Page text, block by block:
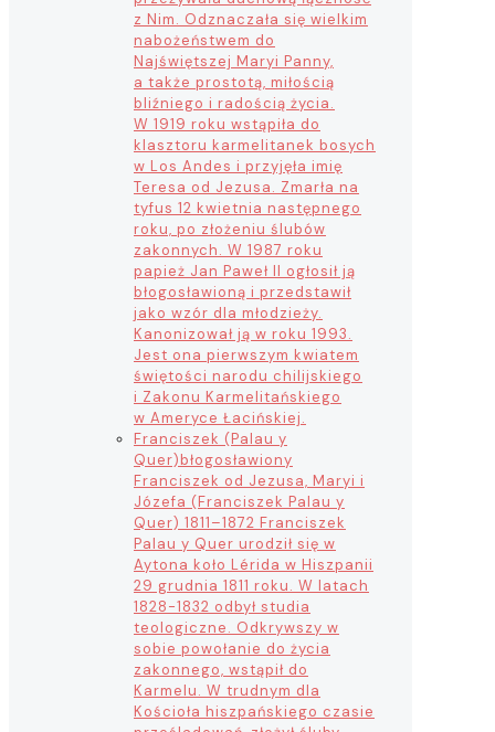
z Nim. Odznaczała się wielkim
nabożeństwem do
Najświętszej Maryi Panny,
a także prostotą, miłością
bliźniego i radością życia.
W 1919 roku wstąpiła do
klasztoru karmelitanek bosych
w Los Andes i przyjęła imię
Teresa od Jezusa. Zmarła na
tyfus 12 kwietnia następnego
roku, po złożeniu ślubów
zakonnych. W 1987 roku
papież Jan Paweł II ogłosił ją
błogosławioną i przedstawił
jako wzór dla młodzieży.
Kanonizował ją w roku 1993.
Jest ona pierwszym kwiatem
świętości narodu chilijskiego
i Zakonu Karmelitańskiego
w Ameryce Łacińskiej.
Franciszek (Palau y
Quer)błogosławiony
Franciszek od Jezusa, Maryi i
Józefa (Franciszek Palau y
Quer) 1811–1872 Franciszek
Palau y Quer urodził się w
Aytona koło Lérida w Hiszpanii
29 grudnia 1811 roku. W latach
1828-1832 odbył studia
teologiczne. Odkrywszy w
sobie powołanie do życia
zakonnego, wstąpił do
Karmelu. W trudnym dla
Kościoła hiszpańskiego czasie